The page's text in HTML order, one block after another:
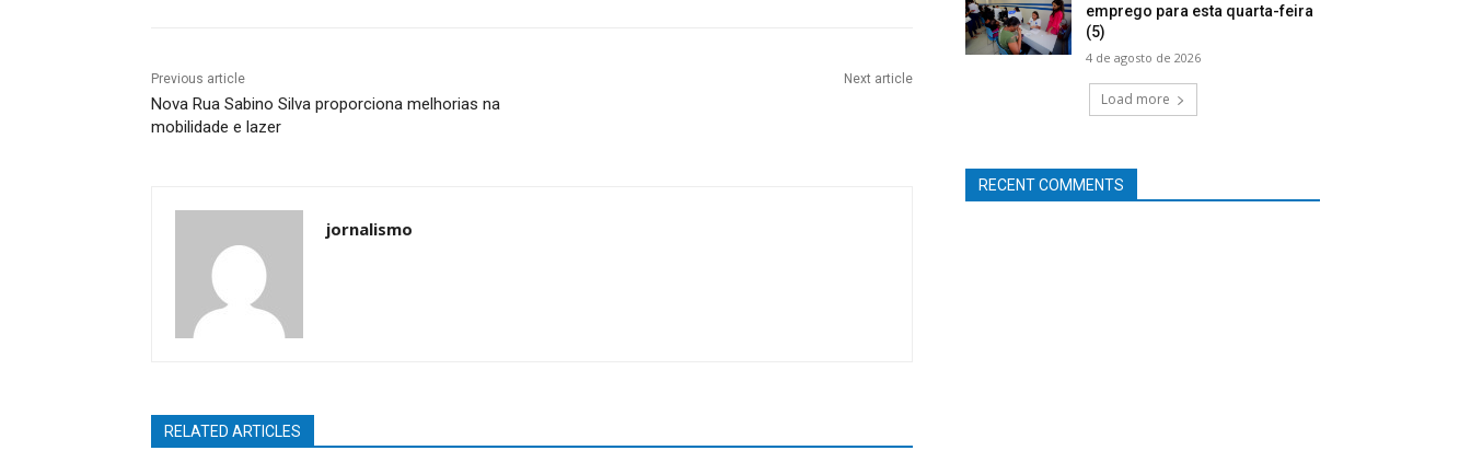
Previous article
Nova Rua Sabino Silva proporciona melhorias na
mobilidade e lazer
Next article
jornalismo
RELATED ARTICLES
emprego para esta quarta-feira
(5)
4 de agosto de 2026
Load more
RECENT COMMENTS